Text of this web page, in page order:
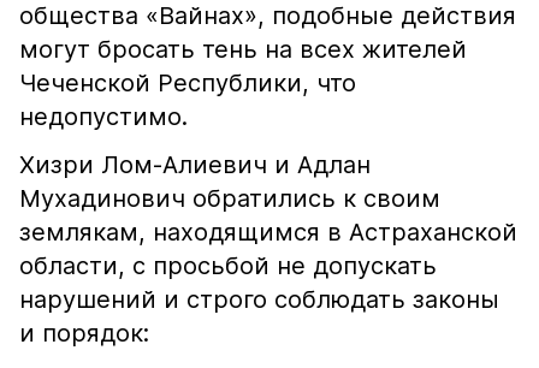
общества «Вайнах», подобные действия
могут бросать тень на всех жителей
Чеченской Республики, что
недопустимо.
Хизри Лом-Алиевич и Адлан
Мухадинович обратились к своим
землякам, находящимся в Астраханской
области, с просьбой не допускать
нарушений и строго соблюдать законы
и порядок: